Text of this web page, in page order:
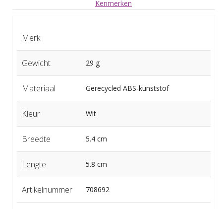
Kenmerken
Merk
Gewicht 29 g
Materiaal Gerecycled ABS-kunststof
Kleur Wit
Breedte 5.4 cm
Lengte 5.8 cm
Artikelnummer 708692